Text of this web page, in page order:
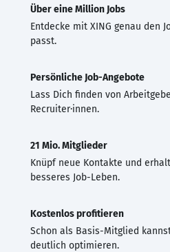
Über eine Million Jobs
Entdecke mit XING genau den
passt.
Persönliche Job-Angebote
Lass Dich finden von
Recruiter·innen.
21 Mio. Mitglieder
Knüpf neue Kontakte und
besseres Job-Leben.
Kostenlos profitieren
Schon als Basis-Mitglied
deutlich optimieren.